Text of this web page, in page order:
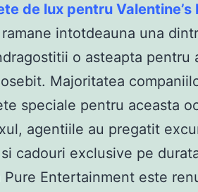
de lux pentru Valentine’s
ramane intotdeauna una
o asteapta pentru
Majoritatea
speciale pentru aceasta
agentiile au pregatit
cadouri exclusive pe
Entertainment este